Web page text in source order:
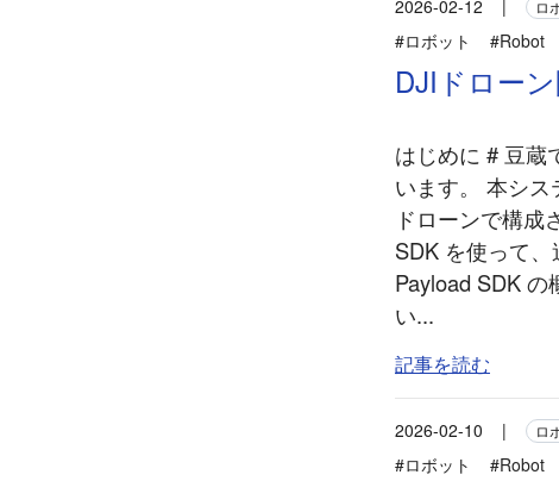
2026-02-12 ロ
#ロボット
#Robot
DJIドロー
はじめに # 豆蔵
います。 本シ
ドローンで構成
SDK を使って、
Payload SDK の
い...
記事を読む
2026-02-10 | ロ
#ロボット
#Robot